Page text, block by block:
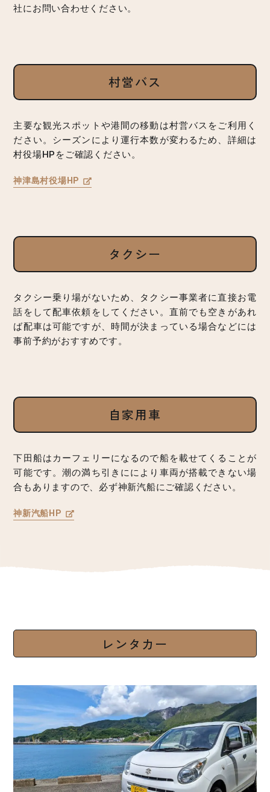
社にお問い合わせください。
村営バス
主要な観光スポットや港間の移動は村営バスをご利用く
ださい。シーズンにより運行本数が変わるため、詳細は
村役場HPをご確認ください。
神津島村役場HP
タクシー
タクシー乗り場がないため、タクシー事業者に直接お電
話をして配車依頼をしてください。直前でも空きがあれ
ば配車は可能ですが、時間が決まっている場合などには
事前予約がおすすめです。
自家用車
下田船はカーフェリーになるので船を載せてくることが
可能です。潮の満ち引きににより車両が搭載できない場
合もありますので、必ず神新汽船にご確認ください。
神新汽船HP
レンタカー